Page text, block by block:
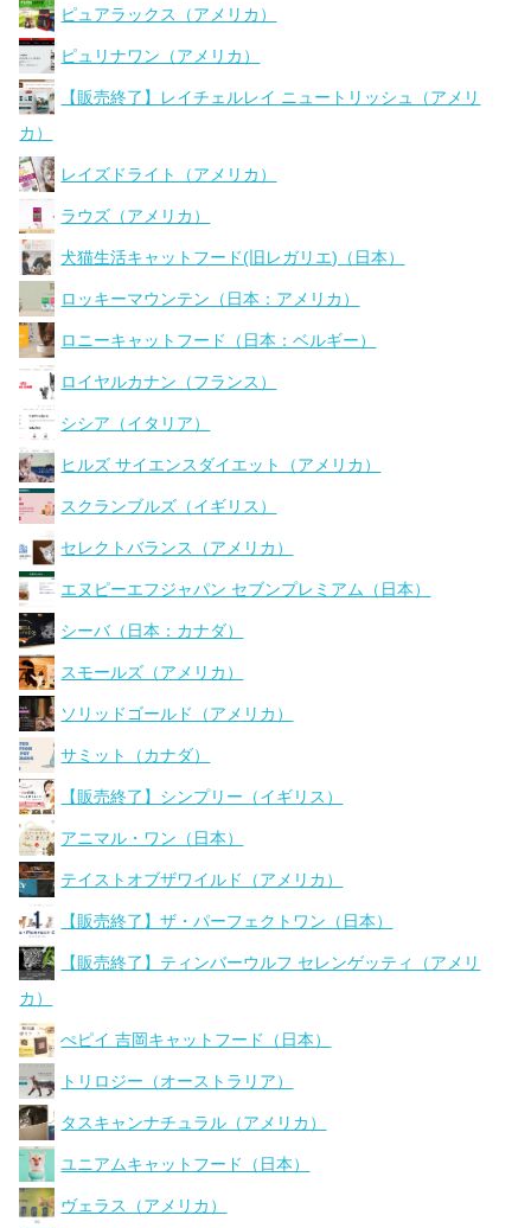
ピュアラックス（アメリカ）
ピュリナワン（アメリカ）
【販売終了】レイチェルレイ ニュートリッシュ（アメリ
カ）
レイズドライト（アメリカ）
ラウズ（アメリカ）
犬猫生活キャットフード(旧レガリエ)（日本）
ロッキーマウンテン（日本：アメリカ）
ロニーキャットフード（日本：ベルギー）
ロイヤルカナン（フランス）
シシア（イタリア）
ヒルズ サイエンスダイエット（アメリカ）
スクランブルズ（イギリス）
セレクトバランス（アメリカ）
エヌピーエフジャパン セブンプレミアム（日本）
シーバ（日本：カナダ）
スモールズ（アメリカ）
ソリッドゴールド（アメリカ）
サミット（カナダ）
【販売終了】シンプリー（イギリス）
アニマル・ワン（日本）
テイストオブザワイルド（アメリカ）
【販売終了】ザ・パーフェクトワン（日本）
【販売終了】ティンバーウルフ セレンゲッティ（アメリ
カ）
ぺピイ 吉岡キャットフード（日本）
トリロジー（オーストラリア）
タスキャンナチュラル（アメリカ）
ユニアムキャットフード（日本）
ヴェラス（アメリカ）